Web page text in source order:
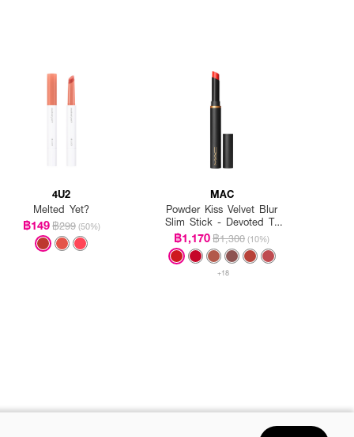
4U2
Melted Yet?
฿149฿299 (50%)
MAC
Powder Kiss Velvet Blur
Slim Stick - Devoted To
Danger
฿1,170฿1,300 (10%)
+18